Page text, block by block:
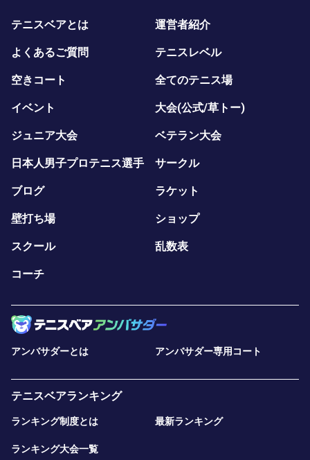
テニスベアとは 運営者紹介
よくあるご質問 テニスレベル
空きコート 全てのテニス場
イベント 大会(公式/草トー)
ジュニア大会 ベテラン大会
日本人男子プロテニス選手 サークル
ブログ ラケット
壁打ち場 ショップ
スクール 乱数表
コーチ
アンバサダーとは アンバサダー専用コート
テニスベアランキング
ランキング制度とは 最新ランキング
ランキング大会一覧